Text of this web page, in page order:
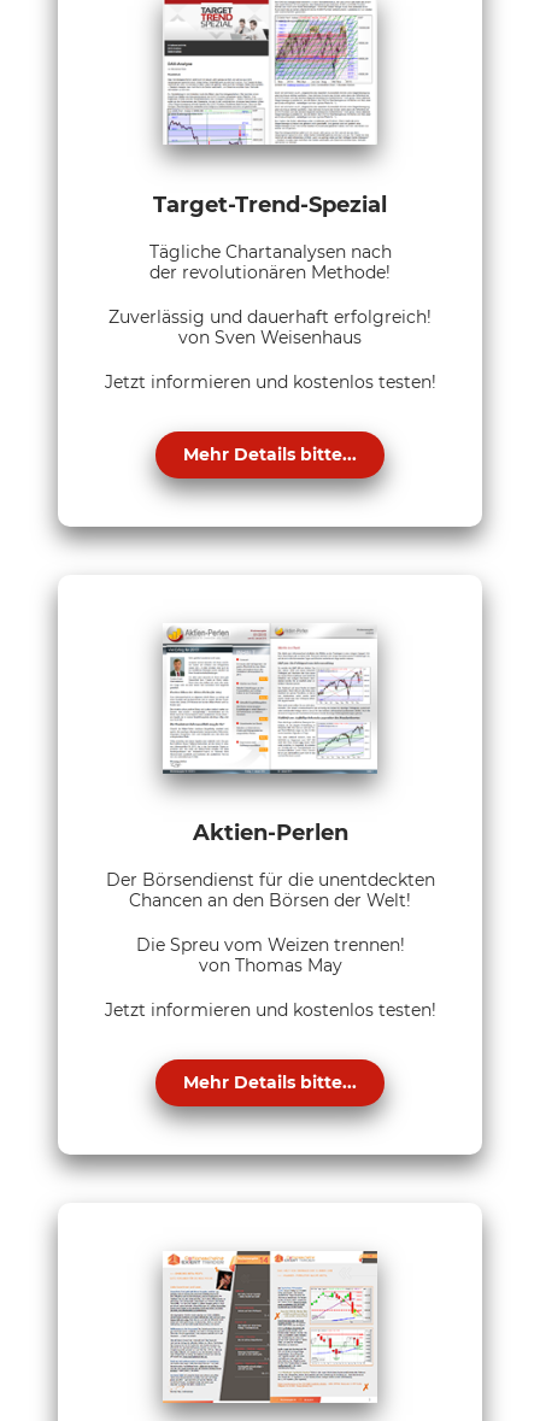
Target-Trend-Spezial
Tägliche Chartanalysen nach
der revolutionären Methode!
Zuverlässig und dauerhaft erfolgreich!
von Sven Weisenhaus
Jetzt informieren und kostenlos testen!
Mehr Details bitte...
Aktien-Perlen
Der Börsendienst für die unentdeckten
Chancen an den Börsen der Welt!
Die Spreu vom Weizen trennen!
von Thomas May
Jetzt informieren und kostenlos testen!
Mehr Details bitte...